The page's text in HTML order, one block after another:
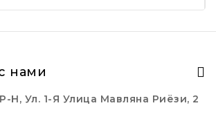
нами
Н, Ул. 1-Я Улица Мавляна Риёзи, 2